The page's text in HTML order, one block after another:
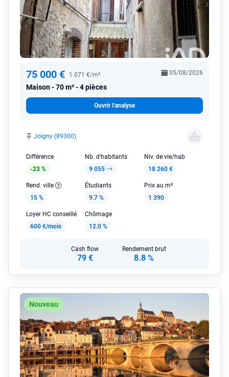
75 000 € 1 071 €/m²
Maison 70 m² - 4 pièces
05/08/2026
Ouvrir l'analyse
Joigny (89300)
Différence
-23 %
Nb. d'habitants
9 055
Niv. de vie/hab
18 260 €
Rend. ville
15 %
Étudiants
9.7 %
Prix au m²
1 390
Loyer HC conseillé
600 €/mois
Chômage
12.0 %
Cash flow
79 €
Rendement brut
8.8 %
Nouveau